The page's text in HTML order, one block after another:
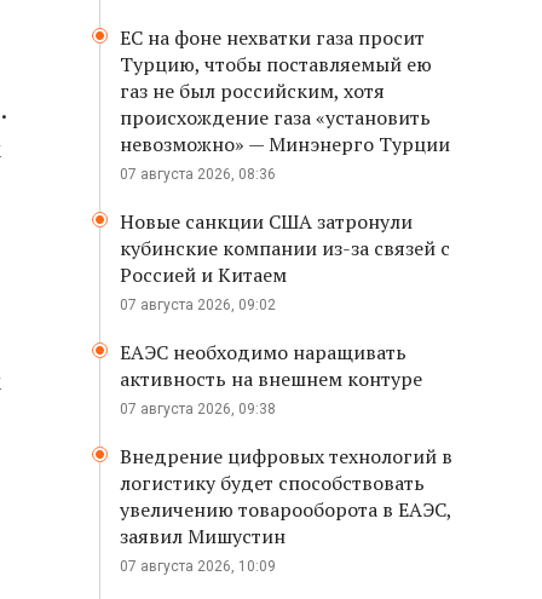
ЕС на фоне нехватки газа просит
Турцию, чтобы поставляемый ею
газ не был российским, хотя
происхождение газа «установить
невозможно» — Минэнерго Турции
07 августа 2026, 08:36
Новые санкции США затронули
кубинские компании из-за связей с
Россией и Китаем
07 августа 2026, 09:02
ЕАЭС необходимо наращивать
активность на внешнем контуре
07 августа 2026, 09:38
Внедрение цифровых технологий в
логистику будет способствовать
увеличению товарооборота в ЕАЭС,
заявил Мишустин
07 августа 2026, 10:09